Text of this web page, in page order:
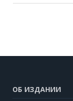
ОБ ИЗДАНИИ